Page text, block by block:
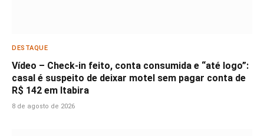
DESTAQUE
Vídeo – Check-in feito, conta consumida e “até logo”:
casal é suspeito de deixar motel sem pagar conta de
R$ 142 em Itabira
8 de agosto de 2026